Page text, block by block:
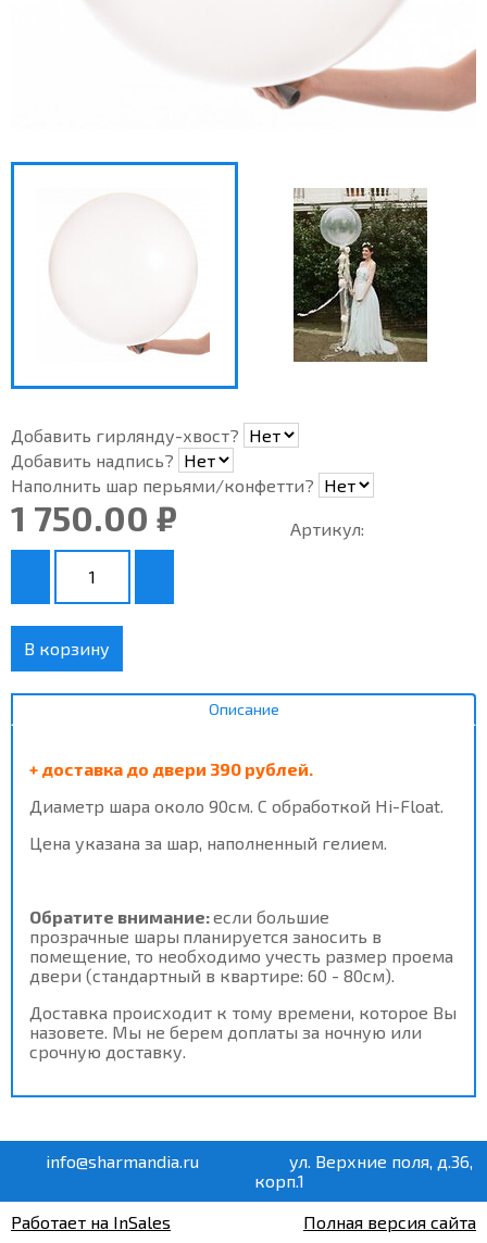
Добавить гирлянду-хвост?
Добавить надпись?
Наполнить шар перьями/конфетти?
1 750.00 ₽ Артикул:
В корзину
Описание
+ доставка до двери 390 рублей.
Диаметр шара около 90см. С обработкой Hi-Float.
Цена указана за шар, наполненный гелием.
Обратите внимание:если большие
прозрачные шары планируется заносить в
помещение, то необходимо учесть размер проема
двери (стандартный в квартире: 60 - 80см).
Доставка происходит к тому времени, которое Вы
назовете. Мы не берем доплаты за ночную или
срочную доставку.
info@sharmandia.ru
ул. Верхние поля, д.36,
корп.1
Работает на InSales
Полная версия сайта